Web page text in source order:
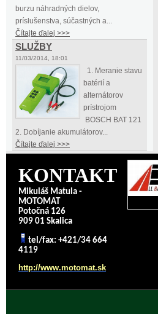
burzu náhradných dielov,
príslušenstva, súčastných a...
Čítajte ďalej >>>
SLUŽBY
11/03/2014, 18:01
1. Meranie stavu
batérií a
alternátorov
prístrojom
BOSCH BAT 121
2. Dobíjanie akumulátorov...
Čítajte ďalej >>>
KONTAKT
Mikuláš Matula -
MOTOMAT
Potočná 126
909 01 Skalica
tel/fax: +421/34 664
4119
http://www.motomat.sk